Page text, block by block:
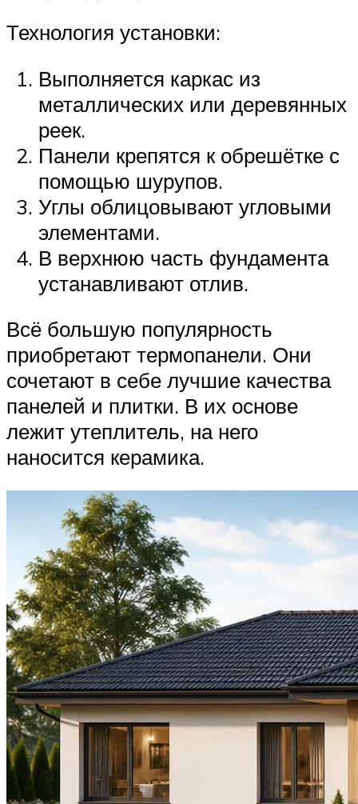
Технология установки:
Выполняется каркас из
металлических или деревянных
реек.
Панели крепятся к обрешётке с
помощью шурупов.
Углы облицовывают угловыми
элементами.
В верхнюю часть фундамента
устанавливают отлив.
Всё большую популярность
приобретают термопанели. Они
сочетают в себе лучшие качества
панелей и плитки. В их основе
лежит утеплитель, на него
наносится керамика.